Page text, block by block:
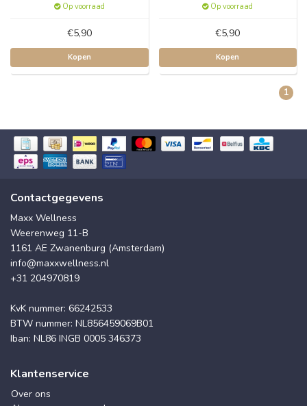
Op voorraad
€5,90
Kopen
Op voorraad
€5,90
Kopen
1
Contactgegevens
Maxx Wellness
Weerenweg 11-B
1161 AE Zwanenburg (Amsterdam)
info@maxxwellness.nl
+31 204970819
KvK nummer: 66242533
BTW nummer: NL856459069B01
Iban: NL86 INGB 0005 346373
Klantenservice
Over ons